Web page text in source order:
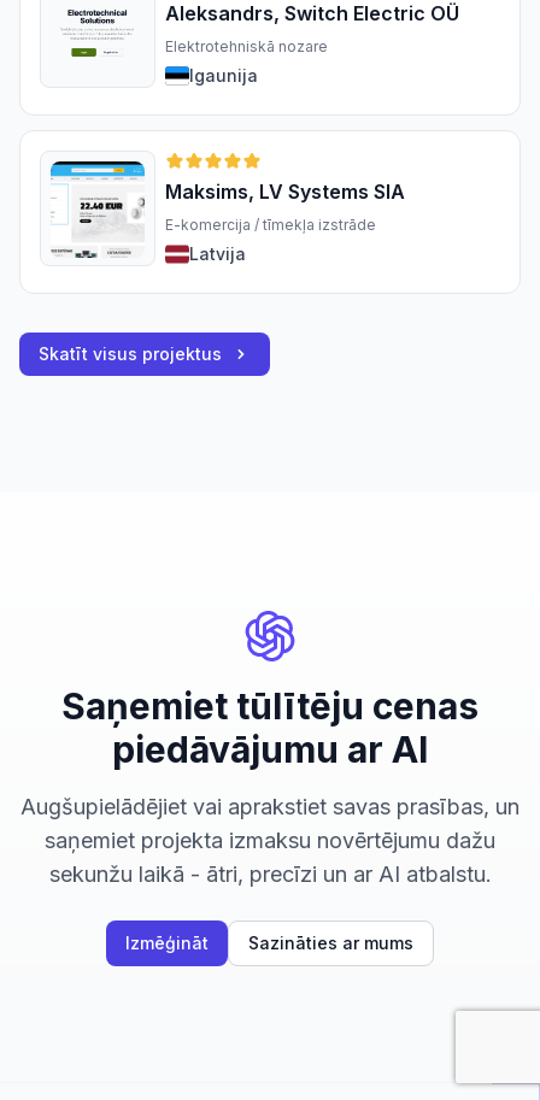
Aleksandrs, Switch Electric OÜ
Elektrotehniskā nozare
Igaunija
Maksims, LV Systems SIA
E-komercija / tīmekļa izstrāde
Latvija
Skatīt visus projektus
Saņemiet tūlītēju cenas
piedāvājumu ar AI
Augšupielādējiet vai aprakstiet savas prasības, un
saņemiet projekta izmaksu novērtējumu dažu
sekunžu laikā - ātri, precīzi un ar AI atbalstu.
Izmēģināt Sazināties ar mums